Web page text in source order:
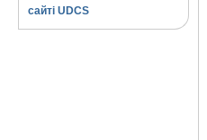
сайті UDCS